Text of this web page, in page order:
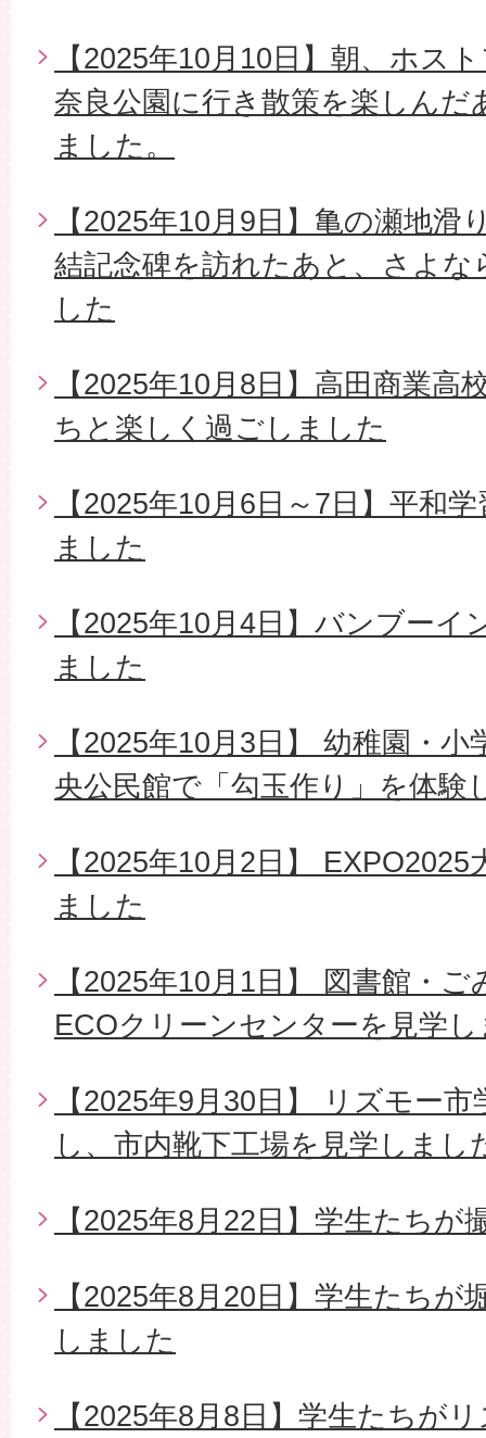
【2025年10月10日】朝、ホス
奈良公園に行き散策を楽しんだ
ました。
【2025年10月9日】亀の瀬地滑
結記念碑を訪れたあと、さよ
した
【2025年10月8日】高田商業高
ちと楽しく過ごしました
【2025年10月6日～7日】平和
ました
【2025年10月4日】バンブー
ました
【2025年10月3日】 幼稚園・
央公民館で「勾玉作り」を体験
【2025年10月2日】
ました
【2025年10月1日】 図書館・
ECOクリーンセンターを見学
【2025年9月30日】 リズモー
し、市内靴下工場を見学しまし
【2025年8月22日】学生たちが
【2025年8月20日】学生たちが
しました
【2025年8月8日】学生たちが